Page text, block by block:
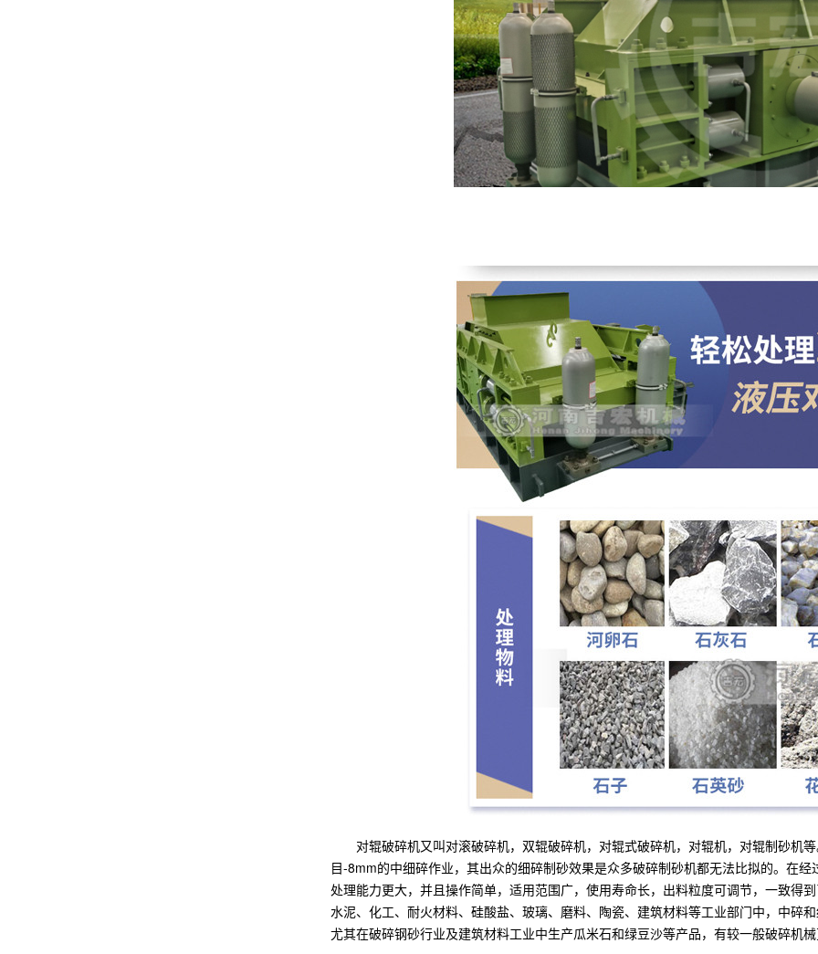
对辊破碎机又叫对滚破碎机，双辊破碎机，对辊式破碎机，对辊机，对辊制砂机
目-8mm的中细碎作业，其出众的细碎制砂效果是众多破碎制砂机都无法比拟的。在
处理能力更大，并且操作简单，适用范围广，使用寿命长，出料粒度可调节，一致得
水泥、化工、耐火材料、硅酸盐、玻璃、磨料、陶瓷、建筑材料等工业部门中，中碎
尤其在破碎钢砂行业及建筑材料工业中生产瓜米石和绿豆沙等产品，有较一般破碎机